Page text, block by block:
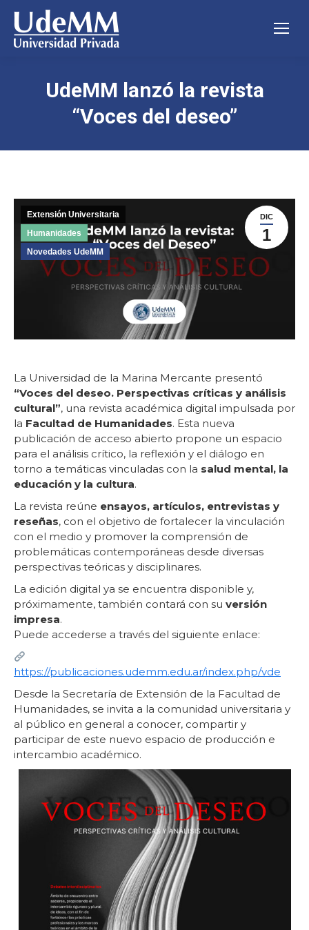
UdeMM lanzó la revista
“Voces del deseo”
DIC
1
Extensión Universitaria
Humanidades
Novedades UdeMM
La Universidad de la Marina Mercante presentó
“Voces del deseo. Perspectivas críticas y análisis
cultural”, una revista académica digital impulsada por
la Facultad de Humanidades. Esta nueva
publicación de acceso abierto propone un espacio
para el análisis crítico, la reflexión y el diálogo en
torno a temáticas vinculadas con la salud mental, la
educación y la cultura.
La revista reúne ensayos, artículos, entrevistas y
reseñas, con el objetivo de fortalecer la vinculación
con el medio y promover la comprensión de
problemáticas contemporáneas desde diversas
perspectivas teóricas y disciplinares.
La edición digital ya se encuentra disponible y,
próximamente, también contará con su versión
impresa.
Puede accederse a través del siguiente enlace:
https://publicaciones.udemm.edu.ar/index.php/vde
Desde la Secretaría de Extensión de la Facultad de
Humanidades, se invita a la comunidad universitaria y
al público en general a conocer, compartir y
participar de este nuevo espacio de producción e
intercambio académico.